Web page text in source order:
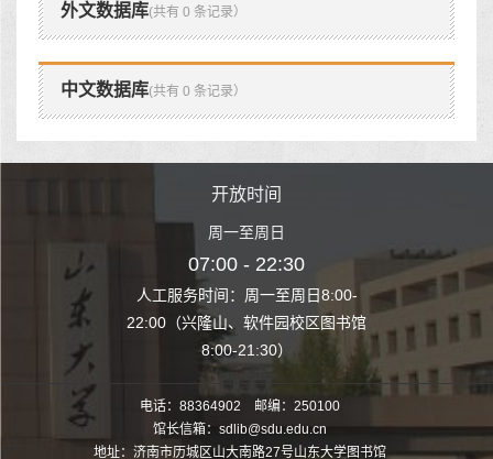
外文数据库(共有 0 条记录）
中文数据库(共有 0 条记录）
至周日8:00-
园校区图书馆
开放时间
周一至周日
07:00 - 22:30
人工服务时间：周一至周日8:00-
22:00（兴隆山、软件园校区图书馆
8:00-21:30）
人工服务时间
22:00（兴隆山
电话：88364902 邮编：250100
馆长信箱：sdlib@sdu.edu.cn
地址：济南市历城区山大南路27号山东大学图书馆